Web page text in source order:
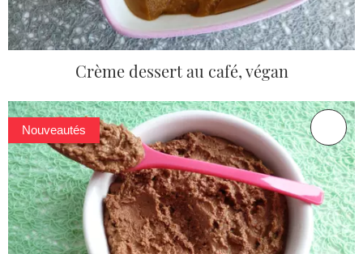
Crème dessert au café, végan
Nouveautés